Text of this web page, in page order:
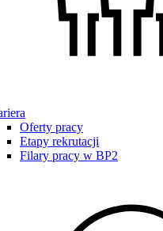
Oferty pracy
Etapy rekrutacji
Filary pracy w BP2